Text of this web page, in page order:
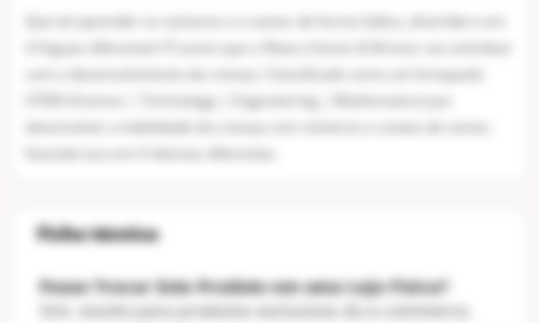
Que tal aprender os números e a somar de forma lúdica, divertida e em
4 línguas diferentes? É assim que o Ábaco Somar & Brincar vai contribuir
com o desenvolvimento da criança. Classificado como um brinquedo
STEM (Science | Technology | Engeneering | Mathematics) por
Posso Trocar Este Produto em uma Loja Física?
Sim, exceto para produtos exclusivos do e-commerce.